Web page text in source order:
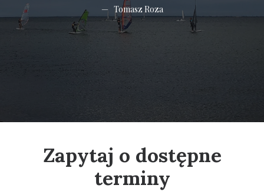
Tomasz Roza
Zapytaj o dostępne
terminy